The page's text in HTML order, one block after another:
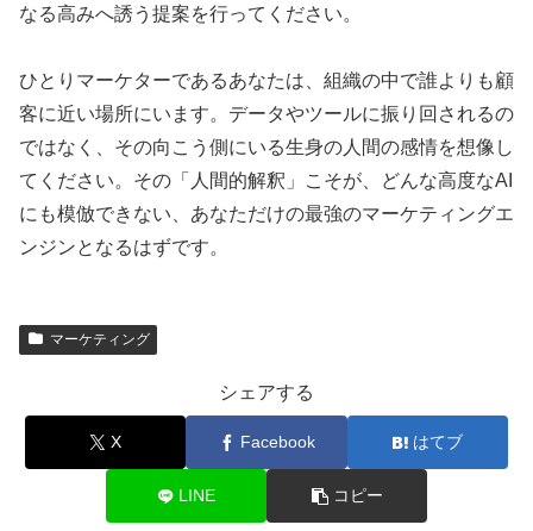
なる高みへ誘う提案を行ってください。
ひとりマーケターであるあなたは、組織の中で誰よりも顧
客に近い場所にいます。データやツールに振り回されるの
ではなく、その向こう側にいる生身の人間の感情を想像し
てください。その「人間的解釈」こそが、どんな高度なAI
にも模倣できない、あなただけの最強のマーケティングエ
ンジンとなるはずです。
マーケティング
シェアする
X Facebook はてブ
LINE コピー